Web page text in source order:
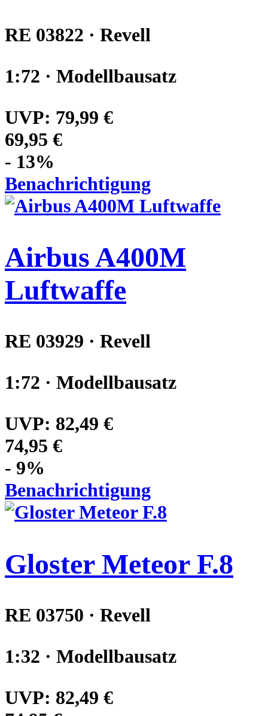
RE 03822 · Revell
1:72 · Modellbausatz
UVP: 79,99 €
69,95 €
- 13%
Benachrichtigung
Airbus A400M
Luftwaffe
RE 03929 · Revell
1:72 · Modellbausatz
UVP: 82,49 €
74,95 €
- 9%
Benachrichtigung
Gloster Meteor F.8
RE 03750 · Revell
1:32 · Modellbausatz
UVP: 82,49 €